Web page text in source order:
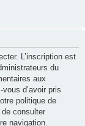
L’inscription est
du
aux
d’avoir pris
politique de
consulter
navigation.